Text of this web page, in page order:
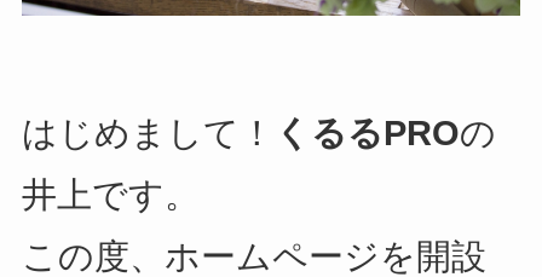
はじめまして！ くるるPROの
井上です。
この度、ホームページを開設